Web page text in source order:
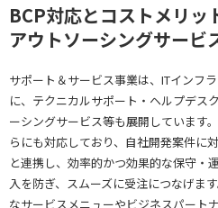
BCP対応とコストメリッ
アウトソーシングサービ
サポート＆サービス事業は、ITインフ
に、テクニカルサポート・ヘルプデス
ーシングサービス等も展開しています
らにも対応しており、自社開発案件に
と連携し、効率的かつ効果的な保守・
入を防ぎ、スムーズに受注につなげま
なサービスメニューやビジネスパート